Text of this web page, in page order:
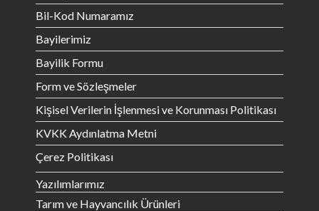
Bil-Kod Numaramız
Bayilerimiz
Bayilik Formu
Form ve Sözleşmeler
Kişisel Verilerin İşlenmesi ve Korunması Politikası
KVKK Aydınlatma Metni
Çerez Politikası
Yazılımlarımız
Tarım ve Hayvancılık Ürünleri